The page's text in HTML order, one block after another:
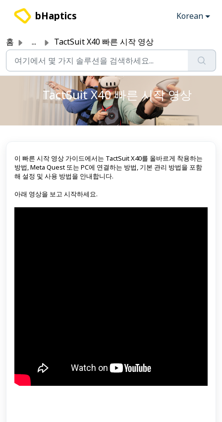
bHaptics Korean
홈 ... TactSuit X40 빠른 시작 영상
TactSuit X40 빠른 시작 영상
이 빠른 시작 영상 가이드에서는 TactSuit X40를 올바르게 착용하는
방법, Meta Quest 또는 PC에 연결하는 방법, 기본 관리 방법을 포함
해 설정 및 사용 방법을 안내합니다.
아래 영상을 보고 시작하세요.